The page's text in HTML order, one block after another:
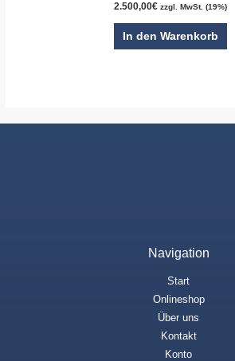
2.500,00€ zzgl. MwSt. (19%)
In den Warenkorb
Navigation
Start
Onlineshop
Über uns
Kontakt
Konto